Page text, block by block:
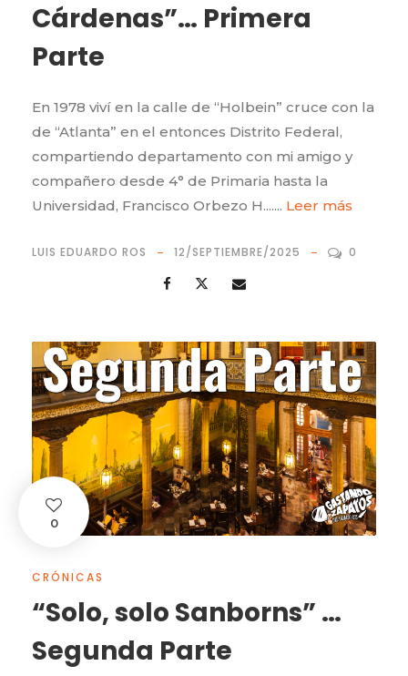
Cárdenas”… Primera
Parte
En 1978 viví en la calle de “Holbein” cruce con la
de “Atlanta” en el entonces Distrito Federal,
compartiendo departamento con mi amigo y
compañero desde 4° de Primaria hasta la
Universidad, Francisco Orbezo H....... Leer más
LUIS EDUARDO ROS 12/SEPTIEMBRE/2025 0
0
CRÓNICAS
“Solo, solo Sanborns” …
Segunda Parte